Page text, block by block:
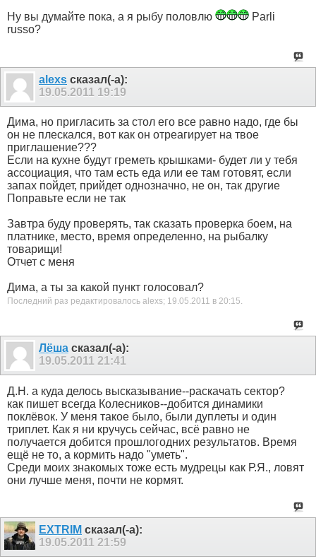
Ну вы думайте пока, а я рыбу половлю
Parli
russo?
alexs сказал(-а):
19.05.2011 19:19
Дима, но пригласить за стол его все равно надо, где бы
он не плескался, вот как он отреагирует на твое
приглашение???
Если на кухне будут греметь крышками- будет ли у тебя
ассоциация, что там есть еда или ее там готовят, если
запах пойдет, прийдет однозначно, не он, так другие
Поправьте если не так
Завтра буду проверять, так сказать проверка боем, на
платнике, место, время определенно, на рыбалку
товарищи!
Отчет с меня
Дима, а ты за какой пункт голосовал?
Последний раз редактировалось alexs; 19.05.2011 в 20:15.
Лёша сказал(-а):
19.05.2011 21:41
Д.Н. а куда делось высказывание--раскачать сектор?
как пишет всегда Колесников--добится динамики
поклёвок. У меня такое было, были дуплеты и один
триплет. Как я ни кручусь сейчас, всё равно не
получается добится прошлогодних результатов. Время
ещё не то, а кормить надо "уметь".
Среди моих знакомых тоже есть мудрецы как Р.Я., ловят
они лучше меня, почти не кормят.
EXTRIM сказал(-а):
19.05.2011 21:59